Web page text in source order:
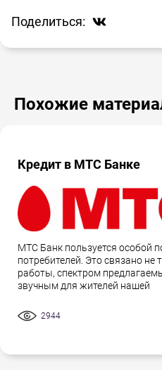
Поделиться:
Похожие
Кредит в МТС Банке
МТС Банк пользуется особой
потребителей. Это связано не
работы, спектром
звучным для жителей нашей
2944